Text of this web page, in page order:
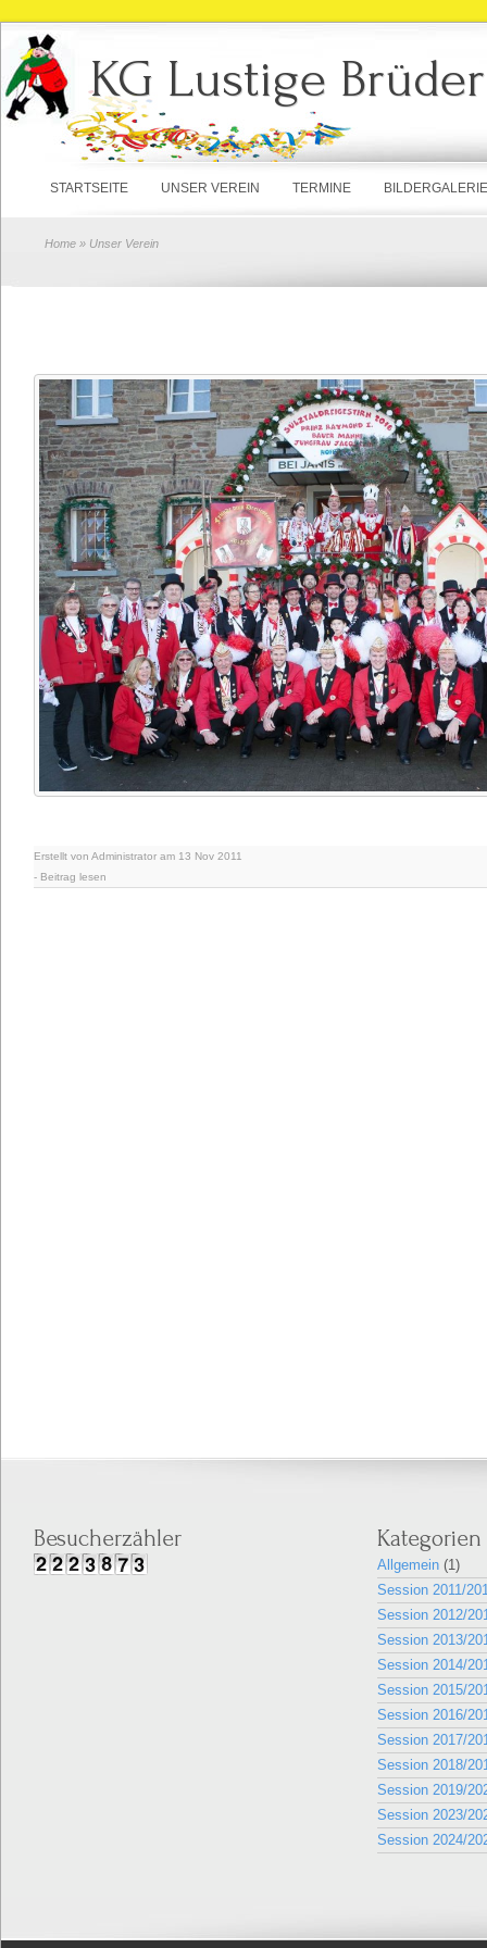
KG Lustige
STARTSEITE UNSER VEREIN TERMINE BILDERGALERIE
Home » Unser Verein
Erstellt von Administrator am 13 Nov 2011
- Beitrag lesen
Besucherzähler Kategorien
Allgemein (1)
Session 2011/
Session 2012/
Session 2013/
Session 2014/
Session 2015/
Session 2016/
Session 2017/
Session 2018/
Session 2019/
Session 2023/
Session 2024/